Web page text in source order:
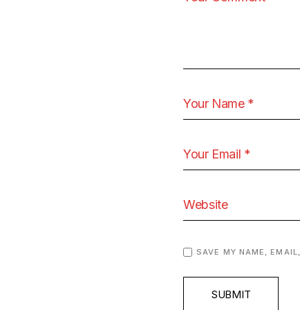
SAVE MY NAME,
SUBMIT